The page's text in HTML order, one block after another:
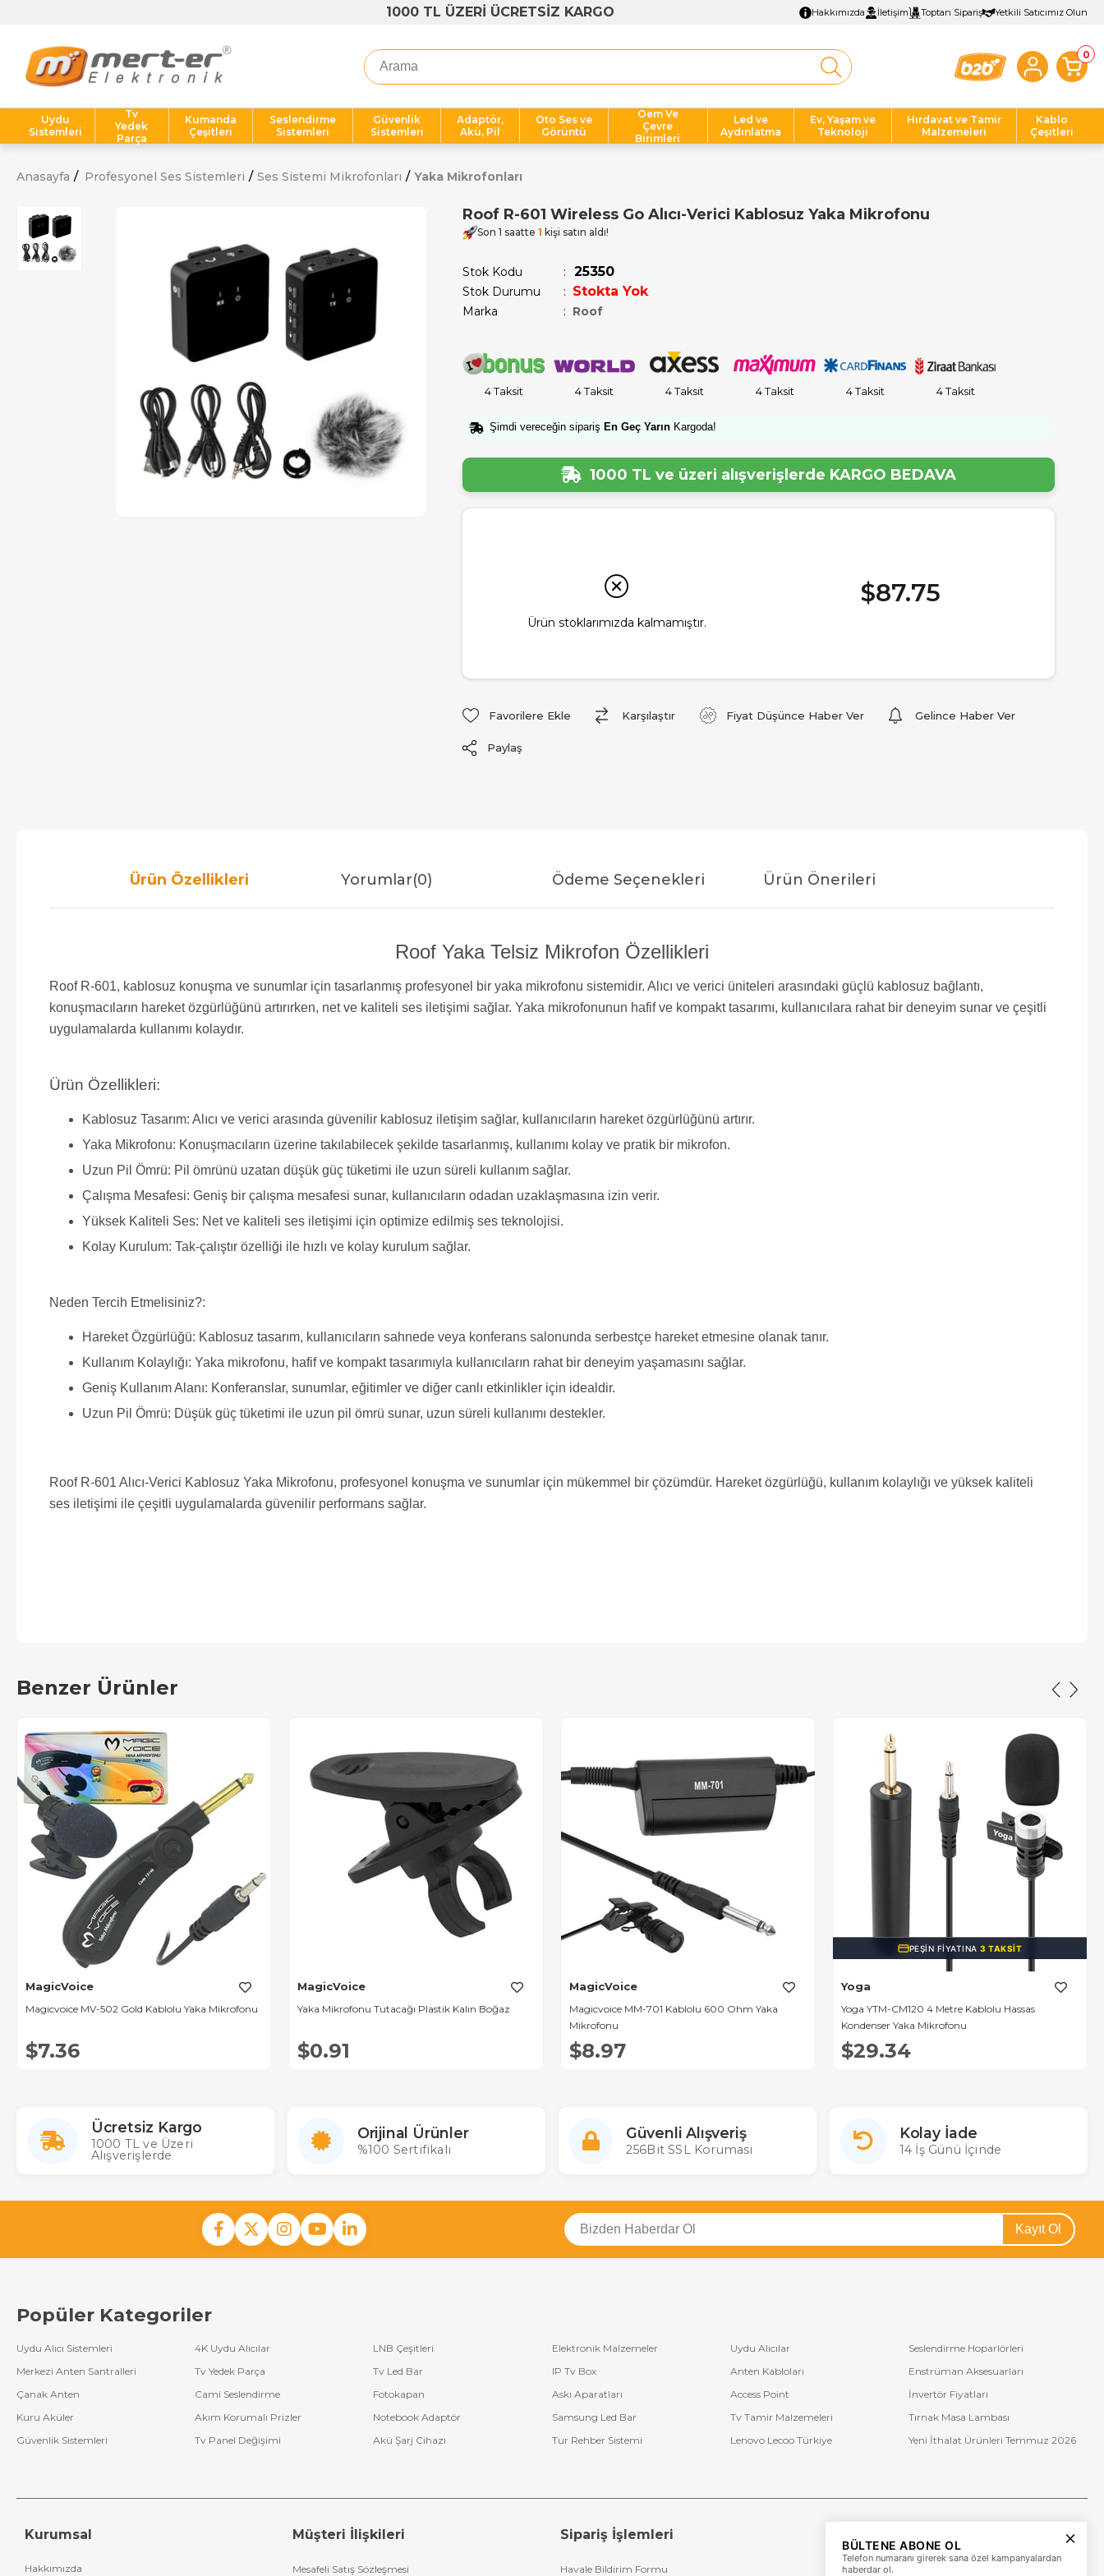
1000 TL ÜZERİ ÜCRETSİZ KARGO Hakkımızda İletişim Toptan Sipariş Yetkili Satıcımız Olun
0
Uydu
Sistemleri
Tv
Yedek
Parça
Kumanda
Çeşitleri
Seslendirme
Sistemleri
Güvenlik
Sistemleri
Adaptör,
Akü, Pil
Oto Ses ve
Görüntü
Oem Ve
Çevre
Birimleri
Led ve
Aydınlatma
Ev, Yaşam ve
Teknoloji
Hırdavat ve Tamir
Malzemeleri
Kablo
Çeşitleri
Anasayfa Profesyonel Ses Sistemleri Ses Sistemi Mikrofonları Yaka Mikrofonları
Roof R-601 Wireless Go Alıcı-Verici Kablosuz Yaka Mikrofonu
Son 1 saatte 1 kişi satın aldı!
Stok Kodu 25350
Stok Durumu : Stokta Yok
Marka : Roof
4 Taksit 4 Taksit 4 Taksit 4 Taksit 4 Taksit 4 Taksit
Şimdi vereceğin sipariş En Geç Yarın Kargoda!
1000 TL ve üzeri alışverişlerde KARGO BEDAVA
Ürün stoklarımızda kalmamıştır.
$87.75
Favorilere Ekle Karşılaştır Fiyat Düşünce Haber Ver Gelince Haber Ver
Paylaş
Ürün Özellikleri Yorumlar(0) Ödeme Seçenekleri Ürün Önerileri
Roof Yaka Telsiz Mikrofon Özellikleri
Roof R-601, kablosuz konuşma ve sunumlar için tasarlanmış profesyonel bir yaka mikrofonu sistemidir. Alıcı ve verici üniteleri arasındaki güçlü kablosuz bağlantı,
konuşmacıların hareket özgürlüğünü artırırken, net ve kaliteli ses iletişimi sağlar. Yaka mikrofonunun hafif ve kompakt tasarımı, kullanıcılara rahat bir deneyim sunar ve çeşitli
uygulamalarda kullanımı kolaydır.
Ürün Özellikleri:
Kablosuz Tasarım: Alıcı ve verici arasında güvenilir kablosuz iletişim sağlar, kullanıcıların hareket özgürlüğünü artırır.
Yaka Mikrofonu: Konuşmacıların üzerine takılabilecek şekilde tasarlanmış, kullanımı kolay ve pratik bir mikrofon.
Uzun Pil Ömrü: Pil ömrünü uzatan düşük güç tüketimi ile uzun süreli kullanım sağlar.
Çalışma Mesafesi: Geniş bir çalışma mesafesi sunar, kullanıcıların odadan uzaklaşmasına izin verir.
Yüksek Kaliteli Ses: Net ve kaliteli ses iletişimi için optimize edilmiş ses teknolojisi.
Kolay Kurulum: Tak-çalıştır özelliği ile hızlı ve kolay kurulum sağlar.
Neden Tercih Etmelisiniz?:
Hareket Özgürlüğü: Kablosuz tasarım, kullanıcıların sahnede veya konferans salonunda serbestçe hareket etmesine olanak tanır.
Kullanım Kolaylığı: Yaka mikrofonu, hafif ve kompakt tasarımıyla kullanıcıların rahat bir deneyim yaşamasını sağlar.
Geniş Kullanım Alanı: Konferanslar, sunumlar, eğitimler ve diğer canlı etkinlikler için idealdir.
Uzun Pil Ömrü: Düşük güç tüketimi ile uzun pil ömrü sunar, uzun süreli kullanımı destekler.
Roof R-601 Alıcı-Verici Kablosuz Yaka Mikrofonu, profesyonel konuşma ve sunumlar için mükemmel bir çözümdür. Hareket özgürlüğü, kullanım kolaylığı ve yüksek kaliteli
ses iletişimi ile çeşitli uygulamalarda güvenilir performans sağlar.
Benzer Ürünler
MagicVoice
Magicvoice MV-502 Gold Kablolu Yaka Mikrofonu
$7.36
MagicVoice
Yaka Mikrofonu Tutacağı Plastik Kalın Boğaz
$0.91
MagicVoice
Magicvoice MM-701 Kablolu 600 Ohm Yaka
Mikrofonu
$8.97
PEŞIN FIYATINA3 TAKSIT
Yoga
Yoga YTM-CM120 4 Metre Kablolu Hassas
Kondenser Yaka Mikrofonu
$29.34
Ücretsiz Kargo
1000 TL ve Üzeri
Alışverişlerde
Orijinal Ürünler
%100 Sertifikalı
Güvenli Alışveriş
256Bit SSL Koruması
Kolay İade
14 İş Günü İçinde
Kayıt Ol
Popüler Kategoriler
Uydu Alıcı Sistemleri 4K Uydu Alıcılar LNB Çeşitleri Elektronik Malzemeler Uydu Alıcılar
Seslendirme Hoparlörleri
Merkezi Anten Santralleri
Tv Yedek Parça Tv Led Bar IP Tv Box Anten Kabloları
Enstrüman Aksesuarları
Çanak Anten
Cami Seslendirme Fotokapan Askı Aparatları Access Point
İnvertör Fiyatları
Kuru Aküler
Akım Korumalı Prizler Notebook Adaptör Samsung Led Bar Tv Tamir Malzemeleri
Tırnak Masa Lambası
Güvenlik Sistemleri
Tv Panel Değişimi Akü Şarj Cihazı Tur Rehber Sistemi Lenovo Lecoo Türkiye Yeni İthalat Ürünleri Temmuz 2026
Kurumsal
Hakkımızda
Müşteri İlişkileri
Mesafeli Satış Sözleşmesi
Sipariş İşlemleri
Havale Bildirim Formu
+90 (850) 473 08 08
BÜLTENE ABONE OL
Telefon numaranı girerek sana özel kampanyalardan
haberdar ol.